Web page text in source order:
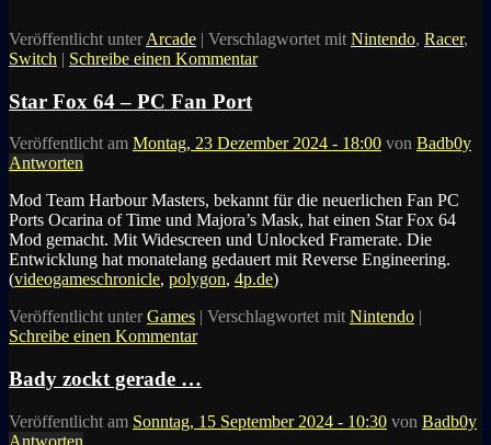
Veröffentlicht unter Arcade | Verschlagwortet mit Nintendo, Racer,
Switch | Schreibe einen Kommentar
Star Fox 64 – PC Fan Port
Veröffentlicht am Montag, 23 Dezember 2024 - 18:00 von Badb0y
Antworten
Mod Team Harbour Masters, bekannt für die neuerlichen Fan PC
Ports Ocarina of Time und Majora’s Mask, hat einen Star Fox 64
Mod gemacht. Mit Widescreen und Unlocked Framerate. Die
Entwicklung hat monatelang gedauert mit Reverse Engineering.
(videogameschronicle, polygon, 4p.de)
Veröffentlicht unter Games | Verschlagwortet mit Nintendo |
Schreibe einen Kommentar
Bady zockt gerade …
Veröffentlicht am Sonntag, 15 September 2024 - 10:30 von Badb0y
Antworten